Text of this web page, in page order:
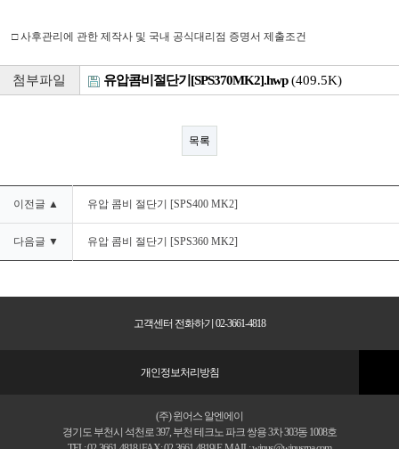
□사후관리에 관한 제작사 및 국내 공식대리점 증명서 제출조건
첨부파일 유압콤비절단기[SPS370MK2].hwp(409.5K)
목록
이전글 ▲ 유압 콤비 절단기 [SPS400 MK2]
다음글 ▼ 유압 콤비 절단기 [SPS360 MK2]
고객센터 전화하기 02-3661-4818
개인정보처리방침
(주) 윈어스 알엔에이
경기도 부천시 석천로 397, 부천 테크노 파크 쌍용 3차 303동 1008호